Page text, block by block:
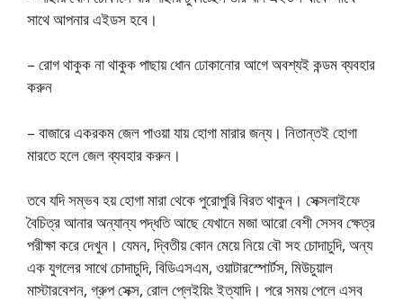
সাথে আপনার এইডস হবে।
– রোগ থাকুক না থাকুক পাছায় ধোন ঢোকানোর আগে অবশ্যই কন্ডম ব্যবহার
করুন
– বাজারে একরকম জেল পাওয়া যায় হোগা মারার জন্য। নিতান্তই হোগা
মারতে হলে জেল ব্যবহার করুন।
তবে যদি সম্ভব হয় হোগা মারা থেকে পুরোপুরি বিরত থাকুন। সেক্সলাইফে
বৈচিত্র আনার অন্যান্য পদ্ধতি আছে যেখানে মজা আরো বেশী সেসব ক্ষেত্র
পরীক্ষা করে দেখুন। যেমন, দ্বিতীয় কোন মেয়ে নিয়ে বৌ সহ চোদাচুদি, অন্য
এক যুগলের সাথে চোদাচুদি, বিডিএসএম, ওয়াটারস্পোর্টস, মিউচুয়াল
মাস্টারবেশন, গ্রুপ সেক্স, রোল প্লেইয়িং ইত্যাদি। পরে সময় পেলে এসব